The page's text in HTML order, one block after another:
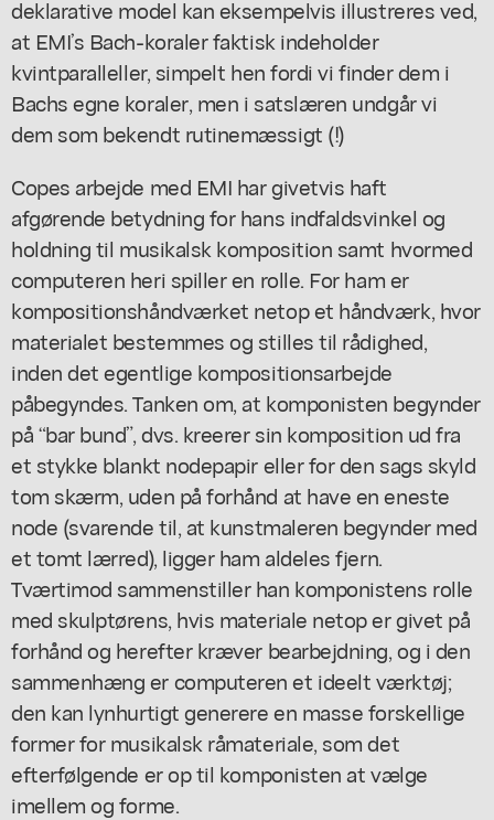
deklarative model kan eksempelvis illustreres ved,
at EMI’s Bach-koraler faktisk indeholder
kvintparalleller, simpelt hen fordi vi finder dem i
Bachs egne koraler, men i satslæren undgår vi
dem som bekendt rutinemæssigt (!)
Copes arbejde med EMI har givetvis haft
afgørende betydning for hans indfaldsvinkel og
holdning til musikalsk komposition samt hvormed
computeren heri spiller en rolle. For ham er
kompositionshåndværket netop et håndværk, hvor
materialet bestemmes og stilles til rådighed,
inden det egentlige kompositionsarbejde
påbegyndes. Tanken om, at komponisten begynder
på “bar bund”, dvs. kreerer sin komposition ud fra
et stykke blankt nodepapir eller for den sags skyld
tom skærm, uden på forhånd at have en eneste
node (svarende til, at kunstmaleren begynder med
et tomt lærred), ligger ham aldeles fjern.
Tværtimod sammenstiller han komponistens rolle
med skulptørens, hvis materiale netop er givet på
forhånd og herefter kræver bearbejdning, og i den
sammenhæng er computeren et ideelt værktøj;
den kan lynhurtigt generere en masse forskellige
former for musikalsk råmateriale, som det
efterfølgende er op til komponisten at vælge
imellem og forme.